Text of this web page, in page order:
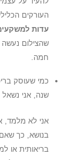
העורקים
עדות
שהצילום
חמה.
כמי שעוסק
שנה, אני
אני לא מלמד,
בנושא, כך שאם
בריאותית או